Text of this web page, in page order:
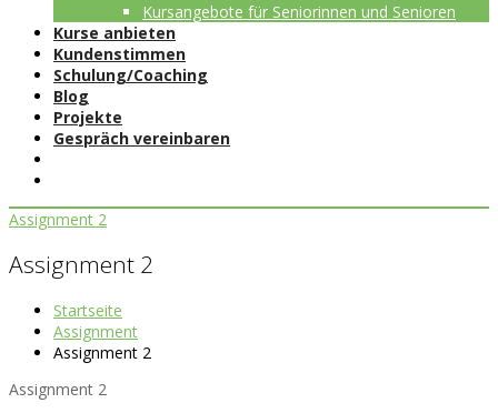
Kursangebote für Seniorinnen und Senioren
Kurse anbieten
Kundenstimmen
Schulung/Coaching
Blog
Projekte
Gespräch vereinbaren
Assignment 2
Assignment 2
Startseite
Assignment
Assignment 2
Assignment 2